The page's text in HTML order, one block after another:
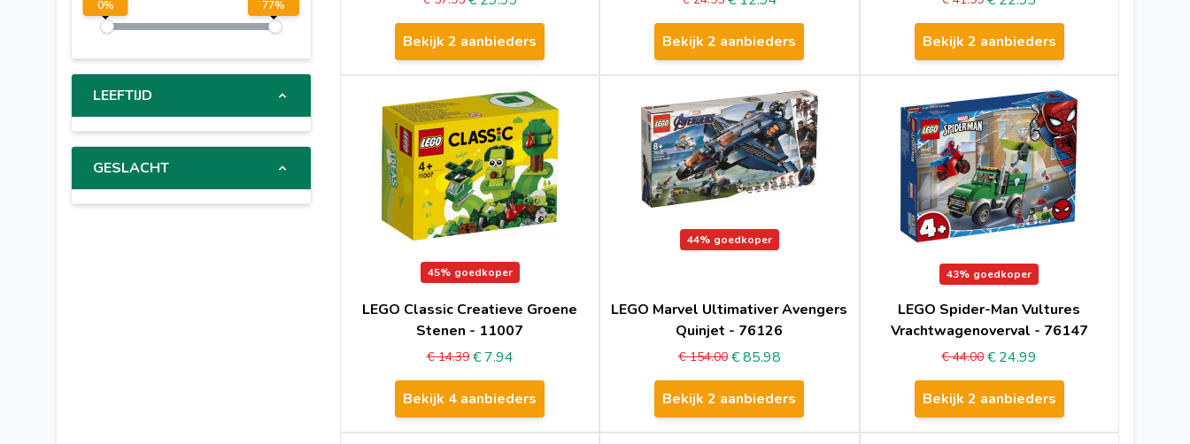
White Goblin Games
Marvel
Barbie
Little Dutch
Nijntje
Playgo
0% 77%
LEEFTIJD
GESLACHT
Bekijk 2 aanbieders Bekijk 2 aanbieders Bekijk 2 aanbieders
45% goedkoper
LEGO Classic Creatieve Groene
Stenen - 11007
€ 14.39 € 7.94
Bekijk 4 aanbieders
44% goedkoper
LEGO Marvel Ultimativer Avengers
Quinjet - 76126
€ 154.00 € 85.98
Bekijk 2 aanbieders
43% goedkoper
LEGO Spider-Man Vultures
Vrachtwagenoverval - 76147
€ 44.00 € 24.99
Bekijk 2 aanbieders